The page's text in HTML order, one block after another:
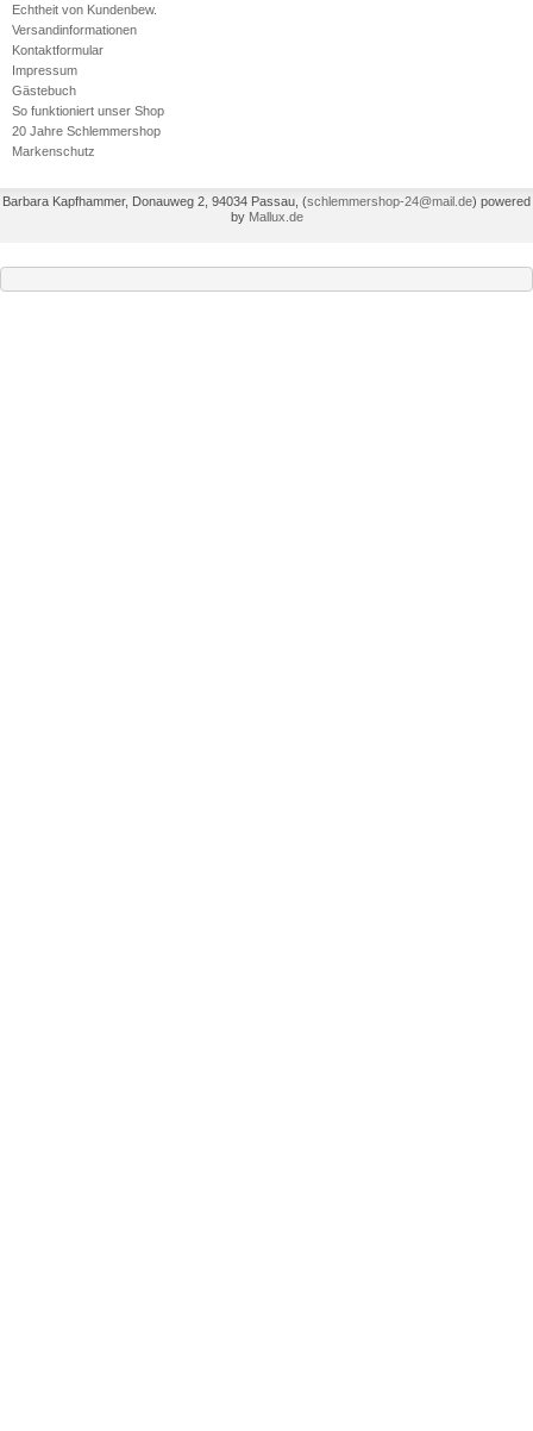
Echtheit von Kundenbew.
Versandinformationen
Kontaktformular
Impressum
Gästebuch
So funktioniert unser Shop
20 Jahre Schlemmershop
Markenschutz
Barbara Kapfhammer, Donauweg 2, 94034 Passau, (schlemmershop-24@mail.de) powered
by Mallux.de